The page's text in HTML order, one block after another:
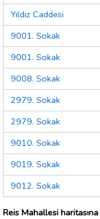
Yıldız Caddesi
9001. Sokak
9001. Sokak
9008. Sokak
2979. Sokak
2979. Sokak
9010. Sokak
9019. Sokak
9012. Sokak
Reis Mahallesi haritasına